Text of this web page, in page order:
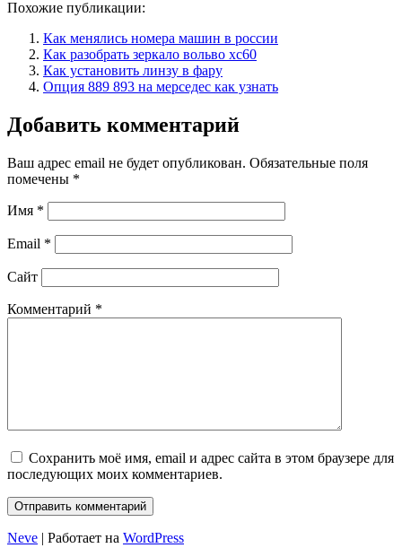
Похожие публикации:
Как менялись номера машин в россии
Как разобрать зеркало вольво хс60
Как установить линзу в фару
Опция 889 893 на мерседес как узнать
Добавить комментарий
Ваш адрес email не будет опубликован. Обязательные поля
помечены *
Имя *
Email *
Сайт
Комментарий *
Сохранить моё имя, email и адрес сайта в этом браузере для
последующих моих комментариев.
Neve | Работает на WordPress